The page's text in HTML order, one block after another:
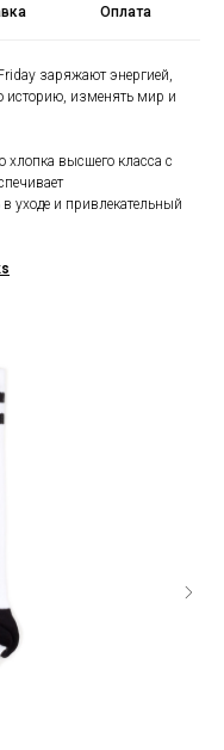
Оплата
заряжают энергией,
историю, изменять мир и
высшего класса с
уходе и привлекательный